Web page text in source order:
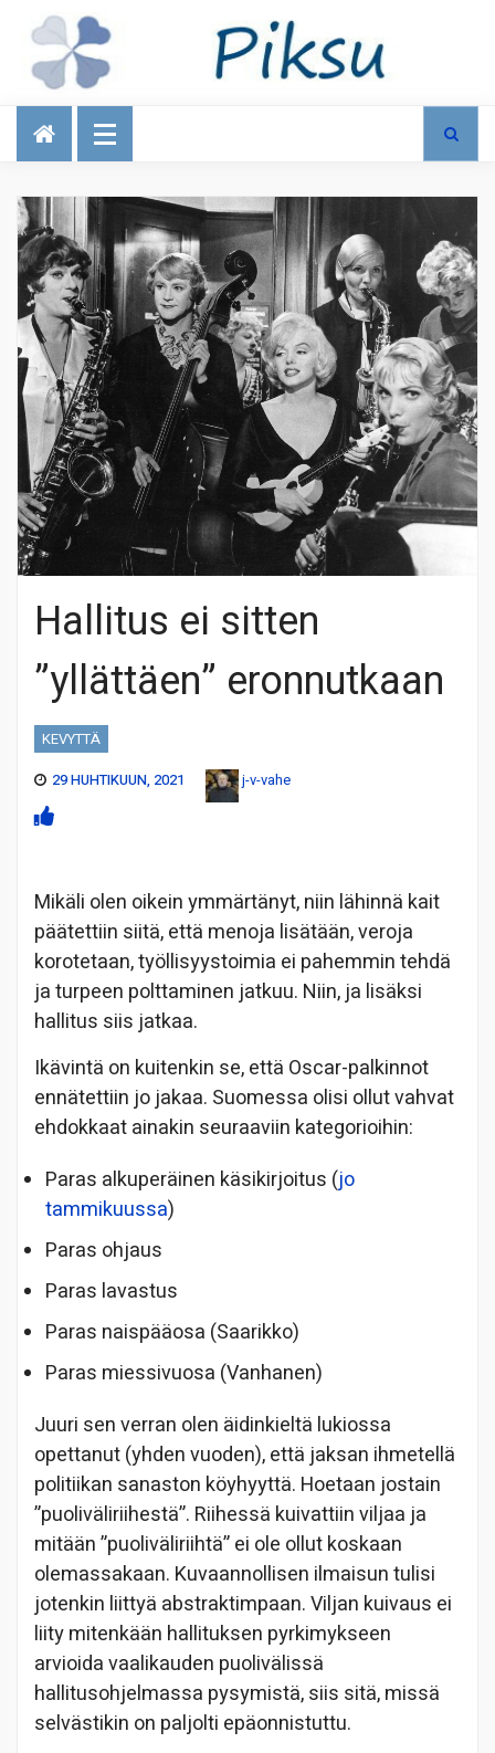
Talous
Hallitus ei sitten
”yllättäen” eronnutkaan
KEVYTTÄ
29 HUHTIKUUN, 2021
j-v-vahe
Mikäli olen oikein ymmärtänyt, niin lähinnä kait
päätettiin siitä, että menoja lisätään, veroja
korotetaan, työllisyystoimia ei pahemmin tehdä
ja turpeen polttaminen jatkuu. Niin, ja lisäksi
hallitus siis jatkaa.
Ikävintä on kuitenkin se, että Oscar-palkinnot
ennätettiin jo jakaa. Suomessa olisi ollut vahvat
ehdokkaat ainakin seuraaviin kategorioihin:
Paras alkuperäinen käsikirjoitus (jo
tammikuussa)
Paras ohjaus
Paras lavastus
Paras naispääosa (Saarikko)
Paras miessivuosa (Vanhanen)
Juuri sen verran olen äidinkieltä lukiossa
opettanut (yhden vuoden), että jaksan ihmetellä
politiikan sanaston köyhyyttä. Hoetaan jostain
”puoliväliriihestä”. Riihessä kuivattiin viljaa ja
mitään ”puoliväliriihtä” ei ole ollut koskaan
olemassakaan. Kuvaannollisen ilmaisun tulisi
jotenkin liittyä abstraktimpaan. Viljan kuivaus ei
liity mitenkään hallituksen pyrkimykseen
arvioida vaalikauden puolivälissä
hallitusohjelmassa pysymistä, siis sitä, missä
selvästikin on paljolti epäonnistuttu.